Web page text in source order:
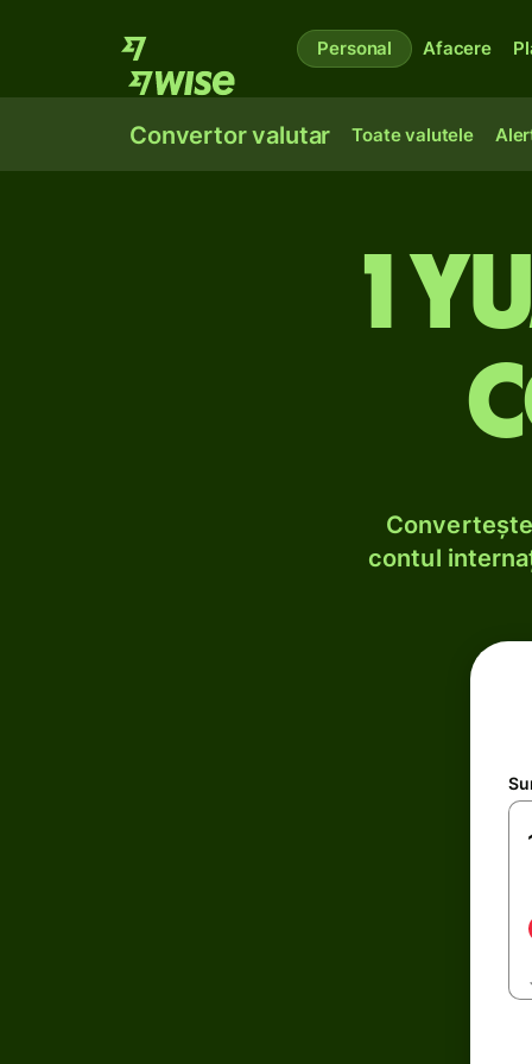
Personal Afacere
Convertor valutar Toate valutele
1
contul